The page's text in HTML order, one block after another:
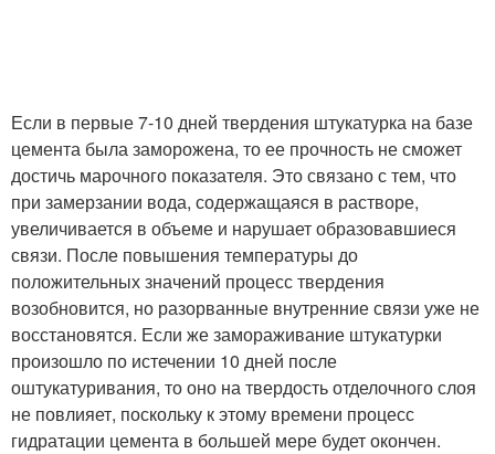
Если в первые 7-10 дней твердения штукатурка на базе
цемента была заморожена, то ее прочность не сможет
достичь марочного показателя. Это связано с тем, что
при замерзании вода, содержащаяся в растворе,
увеличивается в объеме и нарушает образовавшиеся
связи. После повышения температуры до
положительных значений процесс твердения
возобновится, но разорванные внутренние связи уже не
восстановятся. Если же замораживание штукатурки
произошло по истечении 10 дней после
оштукатуривания, то оно на твердость отделочного слоя
не повлияет, поскольку к этому времени процесс
гидратации цемента в большей мере будет окончен.